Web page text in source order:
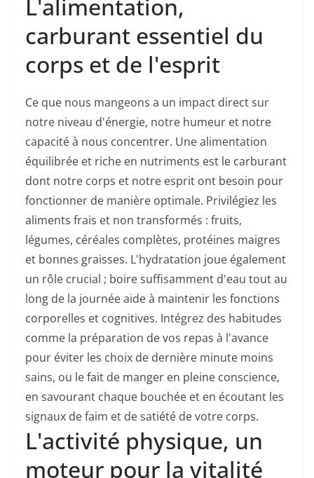
L'alimentation,
carburant essentiel du
corps et de l'esprit
Ce que nous mangeons a un impact direct sur
notre niveau d'énergie, notre humeur et notre
capacité à nous concentrer. Une alimentation
équilibrée et riche en nutriments est le carburant
dont notre corps et notre esprit ont besoin pour
fonctionner de manière optimale. Privilégiez les
aliments frais et non transformés : fruits,
légumes, céréales complètes, protéines maigres
et bonnes graisses. L'hydratation joue également
un rôle crucial ; boire suffisamment d'eau tout au
long de la journée aide à maintenir les fonctions
corporelles et cognitives. Intégrez des habitudes
comme la préparation de vos repas à l'avance
pour éviter les choix de dernière minute moins
sains, ou le fait de manger en pleine conscience,
en savourant chaque bouchée et en écoutant les
signaux de faim et de satiété de votre corps.
L'activité physique, un
moteur pour la vitalité